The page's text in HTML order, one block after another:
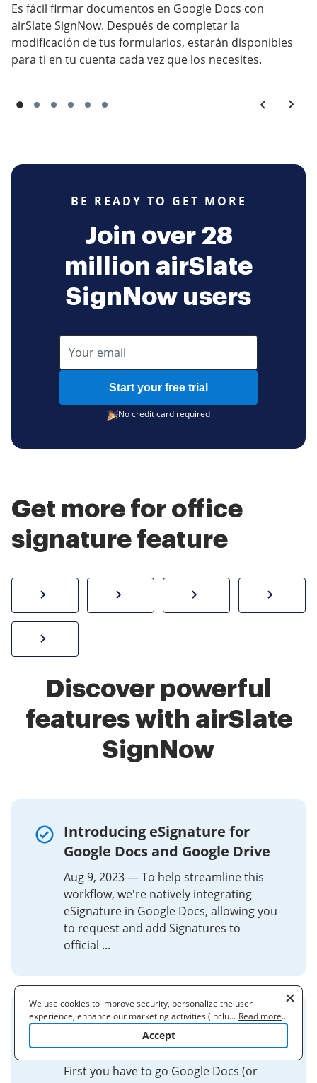
Es fácil firmar documentos en Google Docs con
airSlate SignNow. Después de completar la
modificación de tus formularios, estarán disponibles
para ti en tu cuenta cada vez que los necesites.
BE READY TO GET MORE
Join over 28
million airSlate
SignNow users
Start your free trial
No credit card required
Get more for office
signature feature
How to sign a PDF onlineCreate electronic signature
Send
Discover powerful
features with airSlate
SignNow
Introducing eSignature for
Google Docs and Google Drive
Aug 9, 2023 — To help streamline this
workflow, we're natively integrating
eSignature in Google Docs, allowing you
to request and add Signatures to
official ...
Inserting PDF / Word
Documents
First you have to go Google Docs (or
We use cookies to improve security, personalize the user
experience, enhance our marketing activities (including
cooperating with our 3rd party partners) and for other business
to learn more. By clicking "Accept"
... Read more...
Accept